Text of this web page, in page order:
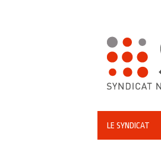
LE SYNDICAT